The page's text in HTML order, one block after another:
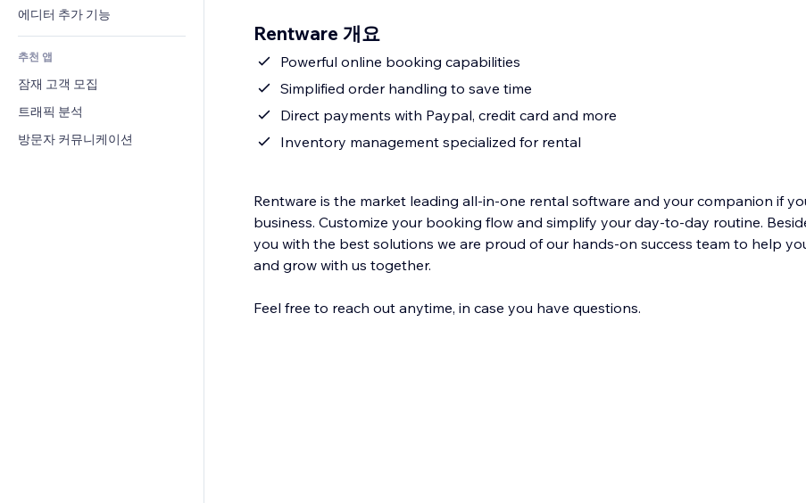
식품 및 음료
계산기
검색
일기예보
차트 및 표
커뮤니티
평가와 후기
CRM
에디터 추가 기능
추천 앱
잠재 고객 모집
트래픽 분석
방문자 커뮤니케이션
Rentware 개요
Powerful online booking capabilities
Simplified order handling to save time
Direct payments with Paypal, credit card and more
Inventory management specialized for rental
Rentware is the market leading all-in-one rental software and your companion if
business. Customize your booking flow and simplify your day-to-day routine.
you with the best solutions we are proud of our hands-on success team to help
and grow with us together.
Feel free to reach out anytime, in case you have questions.